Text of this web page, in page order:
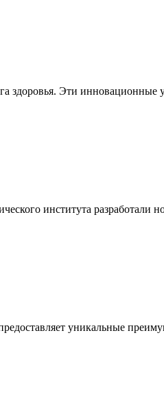
здоровья. Эти инновационные
института разработали
уникальные